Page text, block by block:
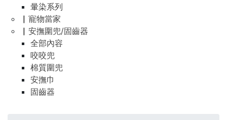
暈染系列
▏寵物當家
▏安撫圍兜/固齒器
全部內容
咬咬兜
棉質圍兜
安撫巾
固齒器